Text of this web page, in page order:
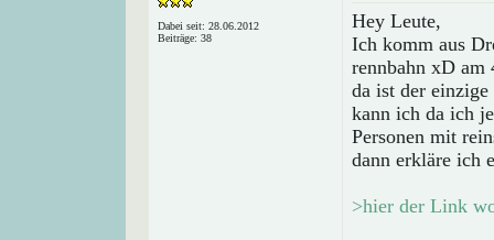
Dabei seit: 28.06.2012
Beiträge: 38
Hey Leute,
Ich komm aus
rennbahn xD am
da ist der
kann ich da ich
Personen mit
dann erkläre ich
>hier der Link